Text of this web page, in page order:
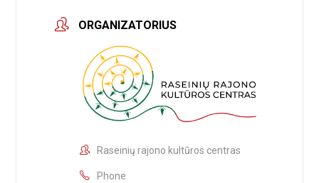
ORGANIZATORIUS
Raseinių rajono kultūros centras
Phone